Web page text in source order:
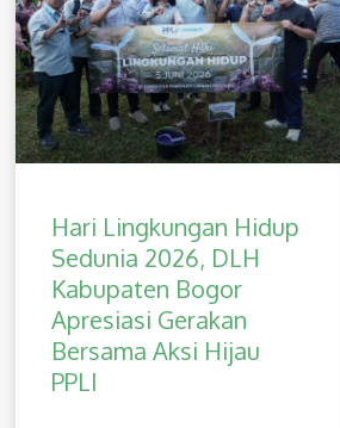
Hari Lingkungan Hidup
Sedunia 2026, DLH
Kabupaten Bogor
Apresiasi Gerakan
Bersama Aksi Hijau
PPLI